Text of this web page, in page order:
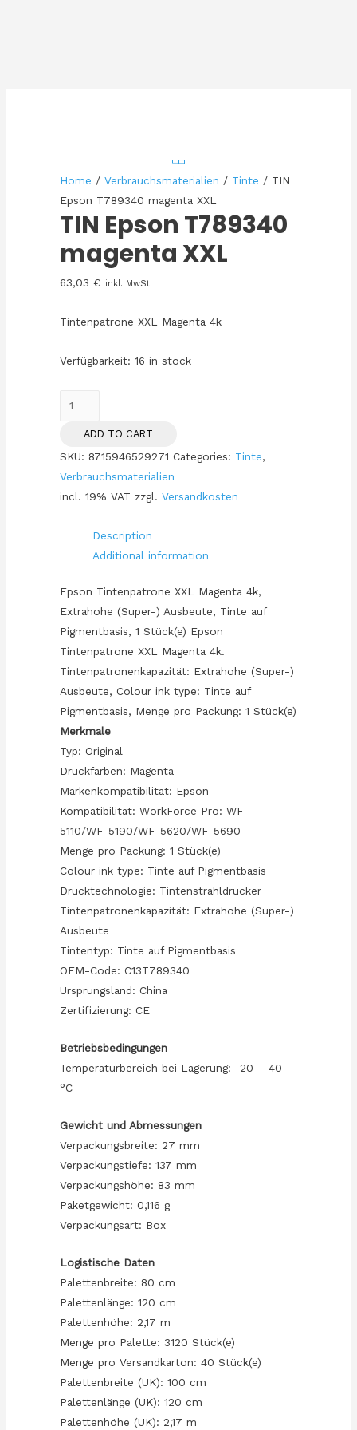
Home /Verbrauchsmaterialien / Tinte / TIN
Epson T789340 magenta XXL
TIN Epson T789340
magenta XXL
63,03€ inkl. MwSt.
Tintenpatrone XXL Magenta 4k
Verfügbarkeit: 16 in stock
T789340
magenta
XXL
quantity
ADD TO CART
SKU: 8715946529271 Categories: Tinte,
Verbrauchsmaterialien
incl. 19% VAT zzgl.Versandkosten
Description
Additional information
Epson Tintenpatrone XXL Magenta 4k,
Extrahohe (Super-) Ausbeute, Tinte auf
Pigmentbasis, 1 Stück(e) Epson
Tintenpatrone XXL Magenta 4k.
Tintenpatronenkapazität: Extrahohe (Super-)
Ausbeute, Colour ink type: Tinte auf
Pigmentbasis, Menge pro Packung: 1 Stück(e)
Merkmale
Typ: Original
Druckfarben: Magenta
Markenkompatibilität: Epson
Kompatibilität: WorkForce Pro: WF-
5110/WF-5190/WF-5620/WF-5690
Menge pro Packung: 1 Stück(e)
Colour ink type: Tinte auf Pigmentbasis
Drucktechnologie: Tintenstrahldrucker
Tintenpatronenkapazität: Extrahohe (Super-)
Ausbeute
Tintentyp: Tinte auf Pigmentbasis
OEM-Code: C13T789340
Ursprungsland: China
Zertifizierung: CE
Betriebsbedingungen
Temperaturbereich bei Lagerung: -20 – 40
°C
Gewicht und Abmessungen
Verpackungsbreite: 27 mm
Verpackungstiefe: 137 mm
Verpackungshöhe: 83 mm
Paketgewicht: 0,116 g
Verpackungsart: Box
Logistische Daten
Palettenbreite: 80 cm
Palettenlänge: 120 cm
Palettenhöhe: 2,17 m
Menge pro Palette: 3120 Stück(e)
Menge pro Versandkarton: 40 Stück(e)
Palettenbreite (UK): 100 cm
Palettenlänge (UK): 120 cm
Palettenhöhe (UK): 2,17 m